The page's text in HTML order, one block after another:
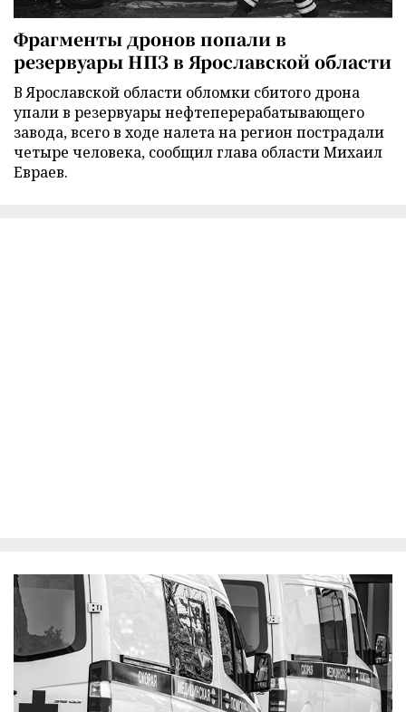
Фрагменты дронов попали в
резервуары НПЗ в Ярославской области
В Ярославской области обломки сбитого дрона
упали в резервуары нефтеперерабатывающего
завода, всего в ходе налета на регион пострадали
четыре человека, сообщил глава области Михаил
Евраев.